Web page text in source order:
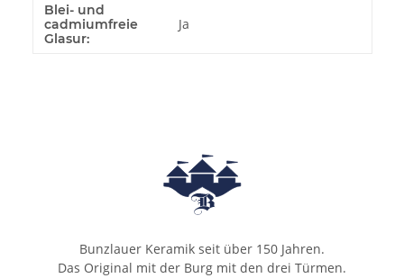
Blei- und
cadmiumfreie
Glasur:
Ja
Bunzlauer Keramik seit über 150 Jahren.
Das Original mit der Burg mit den drei Türmen.